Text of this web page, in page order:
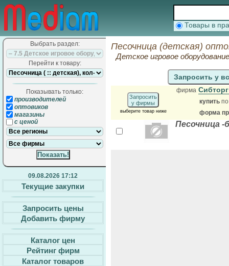
Товары в
Выбрать раздел:
Перейти к товару:
Показывать только:
производителей
оптовиков
магазины
с ценой
09.08.2026 17:12
Текущие закупки
Запросить цены
Добавить фирму
Каталог цен
Рейтинг фирм
Каталог товаров
Песочница (детская)
Детское игровое
Запросить у
Запросить
у фирмы
выберите товар ниже
фирма
купить
форма
Песочница -